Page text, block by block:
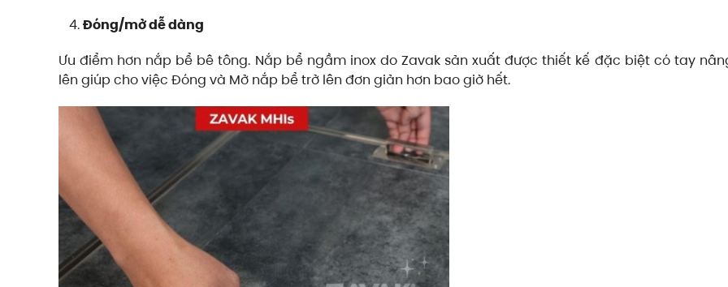
Đóng/mở dễ dàng
Ưu điểm hơn nắp bể bê tông. Nắp bể ngầm inox do Zavak sản xuất được thiết kế đặc biệt có tay
lên giúp cho việc Đóng và Mở nắp bể trở lên đơn giản hơn bao giờ hết.